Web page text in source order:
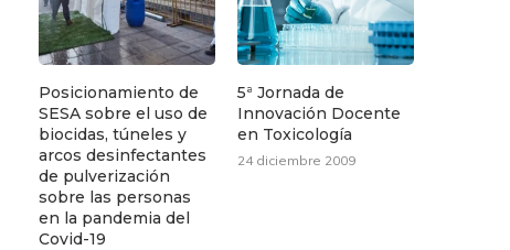
Posicionamiento de
SESA sobre el uso de
biocidas, túneles y
arcos desinfectantes
de pulverización
sobre las personas
en la pandemia del
Covid-19
5ª Jornada de
Innovación Docente
en Toxicología
24 diciembre 2009